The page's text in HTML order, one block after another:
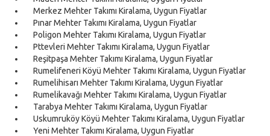
Merkez Mehter Takımı Kiralama, Uygun Fiyatlar
Pınar Mehter Takımı Kiralama, Uygun Fiyatlar
Poligon Mehter Takımı Kiralama, Uygun Fiyatlar
Pttevleri Mehter Takımı Kiralama, Uygun Fiyatlar
Reşitpaşa Mehter Takımı Kiralama, Uygun Fiyatlar
Rumelifeneri Köyü Mehter Takımı Kiralama, Uygun Fiyatlar
Rumelihisarı Mehter Takımı Kiralama, Uygun Fiyatlar
Rumelikavağı Mehter Takımı Kiralama, Uygun Fiyatlar
Tarabya Mehter Takımı Kiralama, Uygun Fiyatlar
Uskumruköy Köyü Mehter Takımı Kiralama, Uygun Fiyatlar
Yeni Mehter Takımı Kiralama, Uygun Fiyatlar